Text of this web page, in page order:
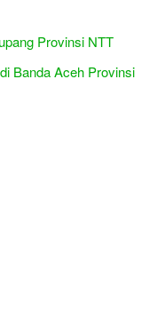
Provinsi NTT
Banda Aceh Provinsi